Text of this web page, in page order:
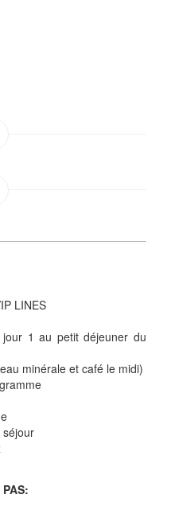
LINES
1 au petit déjeuner du
minérale et café le midi)
séjour